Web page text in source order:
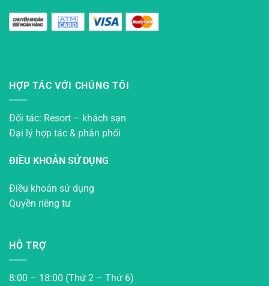
HỢP TÁC VỚI CHÚNG TÔI
Đối tác: Resort – khách sạn
Đại lý hợp tác & phân phối
ĐIỀU KHOẢN SỬ DỤNG
Điều khoản sử dụng
Quyền riêng tư
HỖ TRỢ
8:00 – 18:00 (Thứ 2 – Thứ 6)